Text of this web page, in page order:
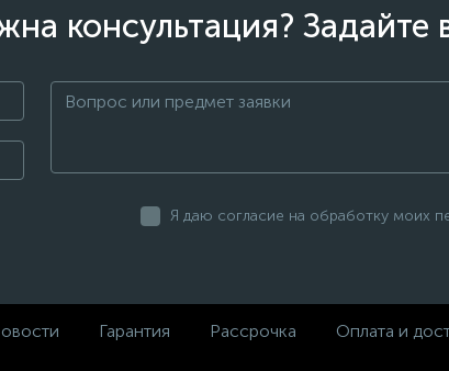
консультация? Задайте
Я даю согласие на обработку моих
Гарантия Рассрочка Оплата и